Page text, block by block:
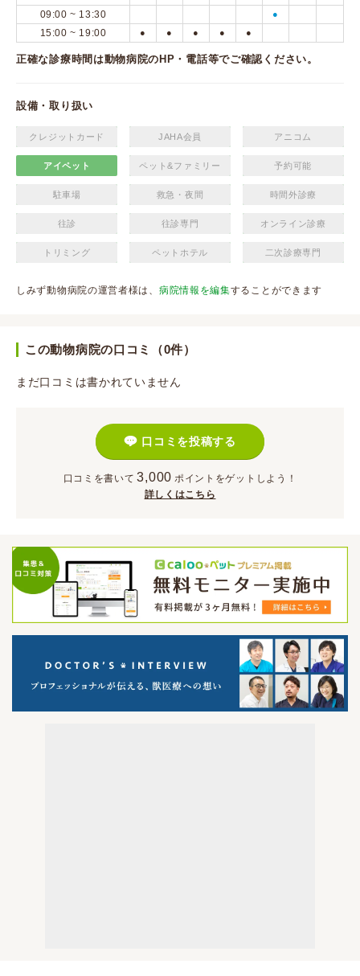
09:00 ~ 13:30 ●
15:00 ~ 19:00 ● ● ● ● ●
正確な診療時間は動物病院のHP・電話等でご確認ください。
設備・取り扱い
クレジットカード JAHA会員 アニコム
アイペット ペット&ファミリー 予約可能
駐車場 救急・夜間 時間外診療
往診 往診専門 オンライン診療
トリミング ペットホテル 二次診療専門
しみず動物病院の運営者様は、 病院情報を編集することができます
この動物病院の口コミ（0件）
まだ口コミは書かれていません
口コミを投稿する
口コミを書いて 3,000 ポイント をゲットしよう！
詳しくはこちら